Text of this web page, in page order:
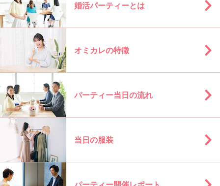
婚活パーティーとは
オミカレの特徴
パーティー当日の流れ
当日の服装